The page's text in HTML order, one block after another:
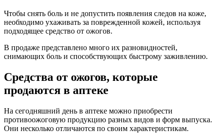
Чтобы снять боль и не допустить появления следов на коже,
необходимо ухаживать за поврежденной кожей, используя
подходящее средство от ожогов.
В продаже представлено много их разновидностей,
снимающих боль и способствующих быстрому заживлению.
Средства от ожогов, которые
продаются в аптеке
На сегодняшний день в аптеке можно приобрести
противоожоговую продукцию разных видов и форм выпуска.
Они несколько отличаются по своим характеристикам.